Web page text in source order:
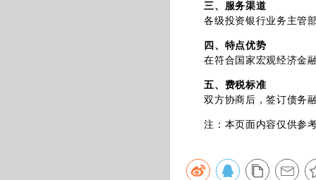
三、服务渠道
各级投资银行业务主管
四、特点优势
在符合国家宏观经济金融
五、费税标准
双方协商后，签订债务融
注：本页面内容仅供参考